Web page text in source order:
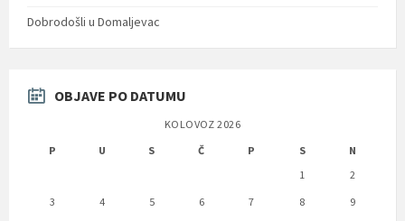
Dobrodošli u Domaljevac
OBJAVE PO DATUMU
KOLOVOZ 2026
P
U S Č P S
N
1
2
3
4 5 6 7 8
9